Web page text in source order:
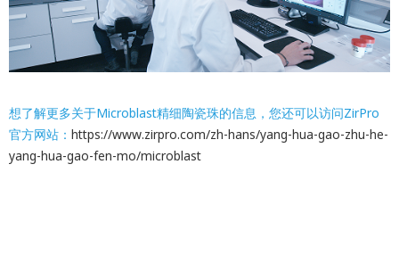
想了解更多关于Microblast精细陶瓷珠的信息，您还可以访问ZirPro
官方网站： https://www.zirpro.com/zh-hans/yang-hua-gao-zhu-he-
yang-hua-gao-fen-mo/microblast